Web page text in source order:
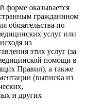
форме оказывается
гражданином
обязательства по
услуг или
из
этих услуг (за
помощи в
Правил), а также
(выписка из
и других